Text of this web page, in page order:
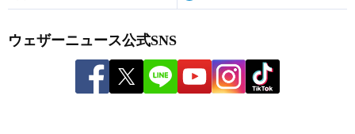
ウェザーニュース公式SNS